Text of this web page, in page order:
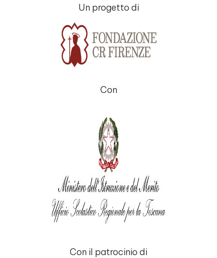
Un progetto di
Con
Con il patrocinio di